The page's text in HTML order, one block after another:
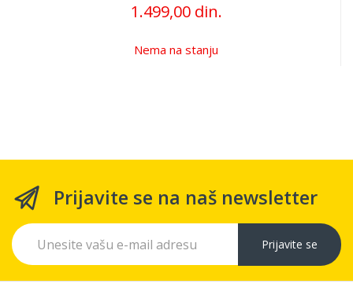
1.499,00 din.
Nema na stanju
Prijavite se na naš newsletter
Prijavite se